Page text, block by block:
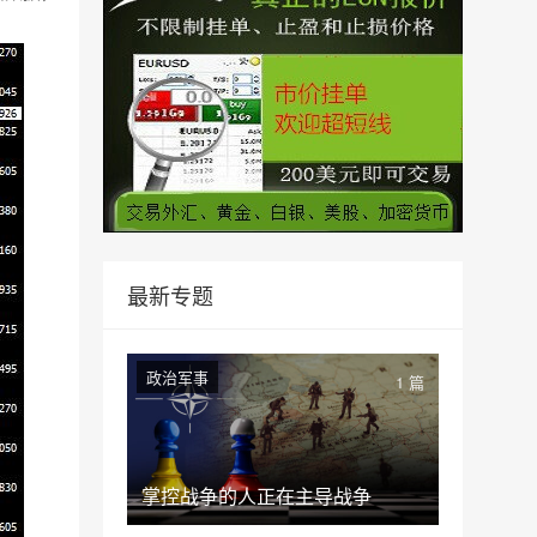
最新专题
掌控战争的人正在主导战争
政治军事 1 篇